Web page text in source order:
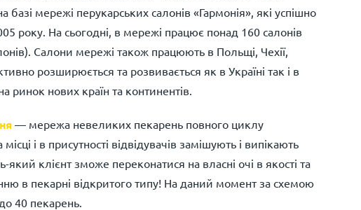
мережі перукарських салонів «Гармонія», які успішно
року. На сьогодні, в мережі працює понад 160 салонів
Салони мережі також працюють в Польщі, Чехії,
розширюється та розвивається як в Україні так і в
ринок нових країн та континентів.
— мережа невеликих пекарень повного циклу
і в присутності відвідувачів замішують і випікають
який клієнт зможе переконатися на власні очі в якості та
в пекарні відкритого типу! На даний момент за схемою
40 пекарень.